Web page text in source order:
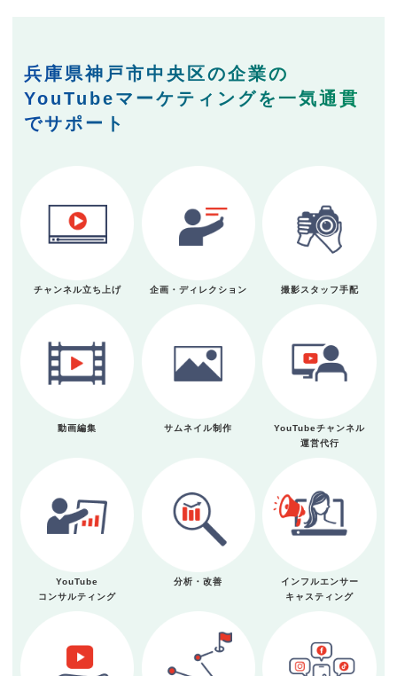
兵庫県神戸市中央区の企業の
YouTubeマーケティングを一気通貫
でサポート
チャンネル立ち上げ 企画・ディレクション 撮影スタッフ手配
動画編集 サムネイル制作
YouTubeチャンネル
運営代行
YouTube
コンサルティング
分析・改善
インフルエンサー
キャスティング